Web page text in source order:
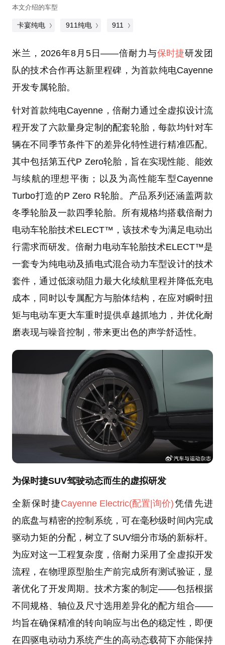
本文介绍的车型
卡宴纯电 911纯电 911
米兰，2026年8月5日——倍耐力与保时捷研发团
队的技术合作再达新里程碑，为首款纯电Cayenne
开发专属轮胎。
针对首款纯电Cayenne，倍耐力通过全虚拟设计流
程开发了六款量身定制的配套轮胎，每款均针对车
辆在不同季节条件下的差异化特性进行精准匹配。
其中包括第五代P Zero轮胎，旨在实现性能、能效
与续航的理想平衡；以及为高性能车型Cayenne
Turbo打造的P Zero R轮胎。产品系列还涵盖两款
冬季轮胎及一款四季轮胎。所有规格均搭载倍耐力
电动车轮胎技术ELECT™，该技术专为满足电动出
行需求而研发。倍耐力电动车轮胎技术ELECT™是
一套专为纯电动及插电式混合动力车型设计的技术
套件，通过低滚动阻力最大化续航里程并降低充电
成本，同时以专属配方与胎体结构，在应对瞬时扭
矩与电动车更大车重时提供卓越抓地力，并优化耐
磨表现与噪音控制，带来更出色的声学舒适性。
为保时捷SUV驾驶动态而生的虚拟研发
全新保时捷Cayenne Electric(配置 |询价)凭借先进
的底盘与精密的控制系统，可在毫秒级时间内完成
驱动力矩的分配，树立了SUV细分市场的新标杆。
为应对这一工程复杂度，倍耐力采用了全虚拟开发
流程，在物理原型胎生产前完成所有测试验证，显
著优化了开发周期。技术方案的制定——包括根据
不同规格、轴位及尺寸选用差异化的配方组合——
均旨在确保精准的转向响应与出色的稳定性，即便
在四驱电动动力系统产生的高动态载荷下亦能保持